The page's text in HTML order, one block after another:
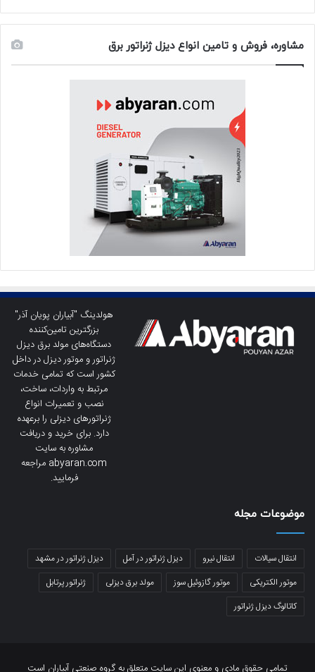
مشاوره، فروش و تامین انواع دیزل ژنراتور برق
هولدینگ "آبیاران پویان آذر"
بزرگترین تامین‌کننده
دستگاه‌های مولد برق دیزل
ژنراتور و موتور دیزل در داخل
کشور است که تمامی خدمات
مرتبط به واردات، ساخت،
نصب و تعمیرات انواع
ژنراتورهای دیزلی را برعهده
دارد. برای خرید و دریافت
مشاوره به سایت
abyaran.com مراجعه
فرمایید.
موضوعات مجله
انتقال سیالات انتقال نیرو دیزل ژنراتور در آمل
دیزل ژنراتور در مشهد
موتور الکتریکی
موتور گازوئیل سوز مولد برق دیزلی
ژنراتور پرتابل
کاتالوگ دیزل ژنراتور
تمامی حقوق مادی و معنوی این سایت متعلق به گروه صنعتی آبیاران است